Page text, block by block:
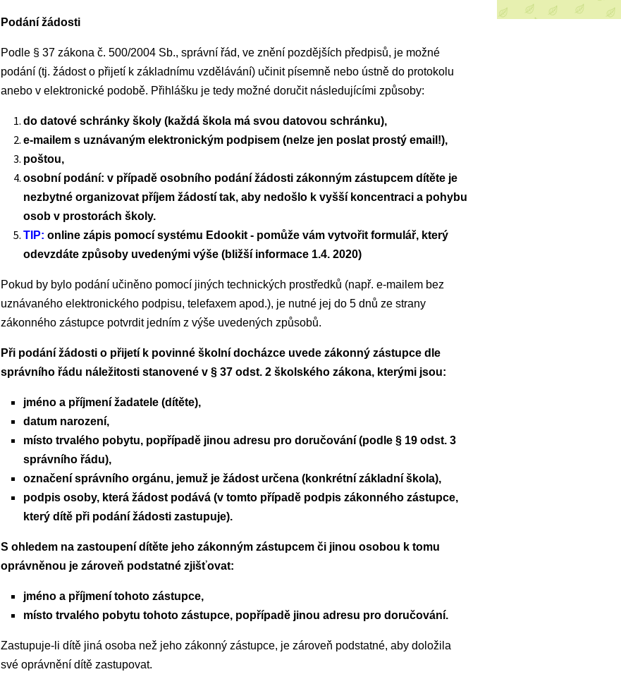
Podání žádosti
Podle § 37 zákona č. 500/2004 Sb., správní řád, ve znění pozdějších předpisů, je možné
podání (tj. žádost o přijetí k základnímu vzdělávání) učinit písemně nebo ústně do protokolu
anebo v elektronické podobě. Přihlášku je tedy možné doručit následujícími způsoby:
do datové schránky školy (každá škola má svou datovou schránku),
e-mailem s uznávaným elektronickým podpisem (nelze jen poslat prostý email!),
poštou,
osobní podání: v případě osobního podání žádosti zákonným zástupcem dítěte je
nezbytné organizovat příjem žádostí tak, aby nedošlo k vyšší koncentraci a pohybu
osob v prostorách školy.
TIP: online zápis pomocí systému Edookit - pomůže vám vytvořit formulář, který
odevzdáte způsoby uvedenými výše (bližší informace 1.4. 2020)
Pokud by bylo podání učiněno pomocí jiných technických prostředků (např. e-mailem bez
uznávaného elektronického podpisu, telefaxem apod.), je nutné jej do 5 dnů ze strany
zákonného zástupce potvrdit jedním z výše uvedených způsobů.
Při podání žádosti o přijetí k povinné školní docházce uvede zákonný zástupce dle
správního řádu náležitosti stanovené v § 37 odst. 2 školského zákona, kterými jsou:
jméno a příjmení žadatele (dítěte),
datum narození,
místo trvalého pobytu, popřípadě jinou adresu pro doručování (podle § 19 odst. 3
správního řádu),
označení správního orgánu, jemuž je žádost určena (konkrétní základní škola),
podpis osoby, která žádost podává (v tomto případě podpis zákonného zástupce,
který dítě při podání žádosti zastupuje).
S ohledem na zastoupení dítěte jeho zákonným zástupcem či jinou osobou k tomu
oprávněnou je zároveň podstatné zjišťovat:
jméno a příjmení tohoto zástupce,
místo trvalého pobytu tohoto zástupce, popřípadě jinou adresu pro doručování.
Zastupuje-li dítě jiná osoba než jeho zákonný zástupce, je zároveň podstatné, aby doložila
své oprávnění dítě zastupovat.